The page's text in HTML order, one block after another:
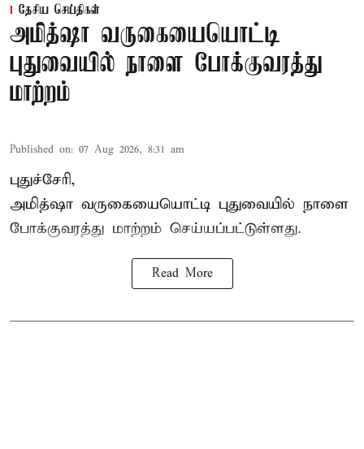
தேசிய செய்திகள்
அமித்ஷா வருகையையொட்டி
புதுவையில் நாளை போக்குவரத்து
மாற்றம்
Published on: 07 Aug 2026, 8:31 am
புதுச்சேரி,
அமித்ஷா வருகையையொட்டி புதுவையில் நாளை
போக்குவரத்து மாற்றம் செய்யப்பட்டுள்ளது.
Read More